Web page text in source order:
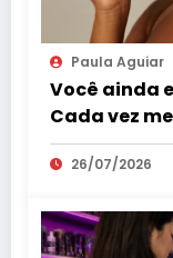
Paula Aguiar
Você ainda
Cada vez
26/07/2026